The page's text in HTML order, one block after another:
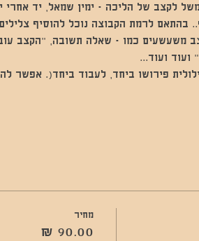
למשל לקצב של הליכה - ימין שמאל, יד
לרמת הקבוצה נוכל להוסיף
משעשעים כמו - שאלה תשובה, "הקצב
ועוד...
פירושו ביחד, לעבוד ביחד(. אפשר
מחיר